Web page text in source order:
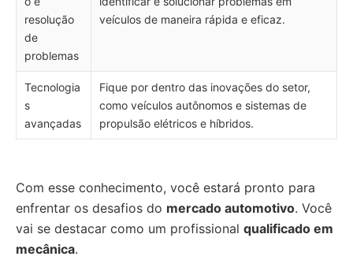
resolução
de
problemas
veículos de maneira rápida e eficaz.
Tecnologia
s
avançadas
Fique por dentro das inovações do setor,
como veículos autônomos e sistemas de
propulsão elétricos e híbridos.
Com esse conhecimento, você estará pronto para
enfrentar os desafios do mercado automotivo. Você
vai se destacar como um profissional qualificado em
mecânica.